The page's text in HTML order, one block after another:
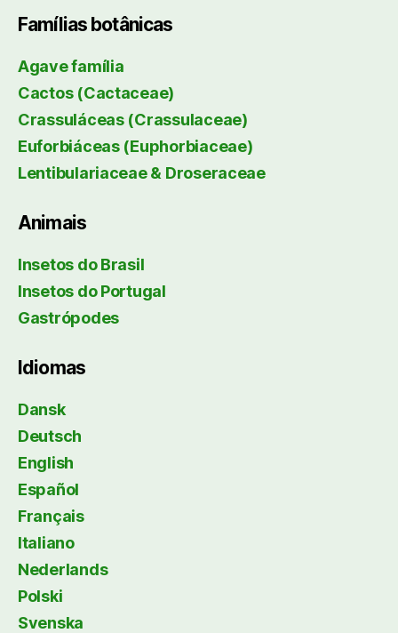
Famílias botânicas
Agave família
Cactos (Cactaceae)
Crassuláceas (Crassulaceae)
Euforbiáceas (Euphorbiaceae)
Lentibulariaceae & Droseraceae
Animais
Insetos do Brasil
Insetos do Portugal
Gastrópodes
Idiomas
Dansk
Deutsch
English
Español
Français
Italiano
Nederlands
Polski
Svenska